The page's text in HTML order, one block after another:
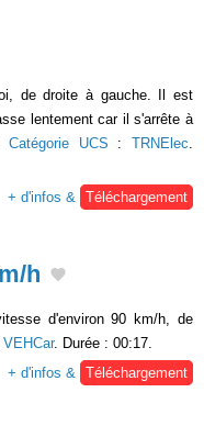
de droite à gauche. Il est
lentement car il s'arrête à
Catégorie UCS :TRNElec.
+ d'infos & Téléchargement
h
d'environ 90 km/h, de
VEHCar. Durée : 00:17.
+ d'infos & Téléchargement